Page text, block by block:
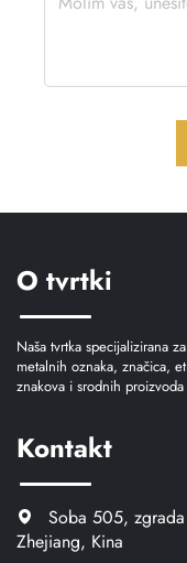
O tvrtki
Naša tvrtka specijalizirana
metalnih oznaka, značica,
znakova i srodnih
Kontakt
Soba 505,
Zhejiang, Kina